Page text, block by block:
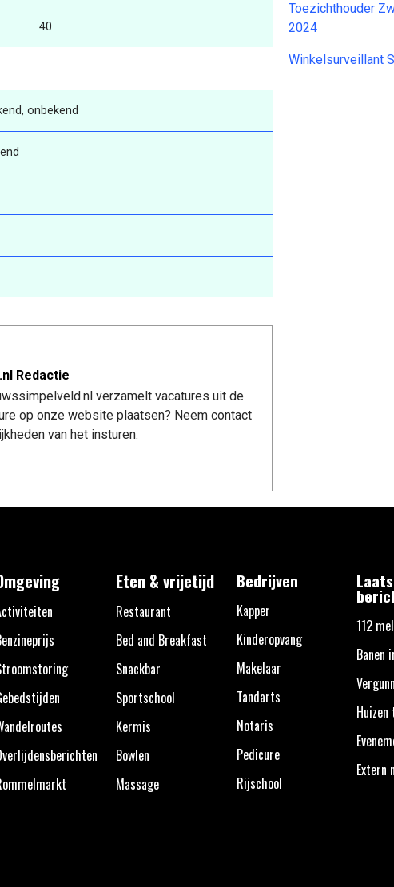
40
onbekend
Redactie
verzamelt vacatures uit de
op onze website plaatsen? Neem contact
van het insturen.
Toezichthouder
2024
Winkelsurveillant
Eten & vrijetijd
Restaurant
Bed and Breakfast
Snackbar
Sportschool
Kermis
Bowlen
Massage
Bedrijven
Kapper
Kinderopvang
Makelaar
Tandarts
Notaris
Pedicure
Rijschool
112
Banen
Huizen
Extern